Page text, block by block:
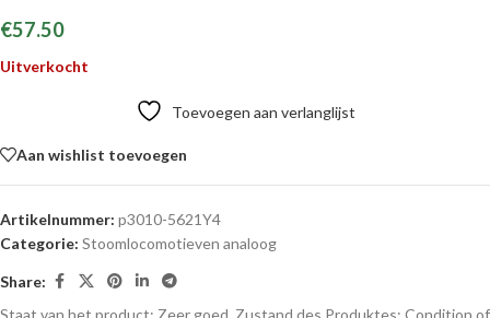
€57.50
Uitverkocht
Toevoegen aan verlanglijst
Aan wishlist toevoegen
Artikelnummer: p3010-5621Y4
Categorie: Stoomlocomotieven analoog
Share:
Staat van het product: Zeer goed Zustand des Produktes: Condition of